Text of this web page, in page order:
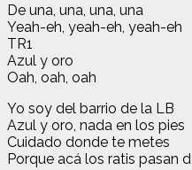
De una, una, una, una
Yeah-eh, yeah-eh, yeah-eh
TR1
Azul y oro
Oah, oah, oah
Yo soy del barrio de la LB
Azul y oro, nada en los pies
Cuidado donde te metes
Porque acá los ratis pasan